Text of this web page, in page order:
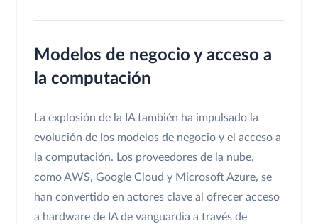
Modelos de negocio y acceso a
la computación
La explosión de la IA también ha impulsado la
evolución de los modelos de negocio y el acceso a
la computación. Los proveedores de la nube,
como AWS, Google Cloud y Microsoft Azure, se
han convertido en actores clave al ofrecer acceso
a hardware de IA de vanguardia a través de